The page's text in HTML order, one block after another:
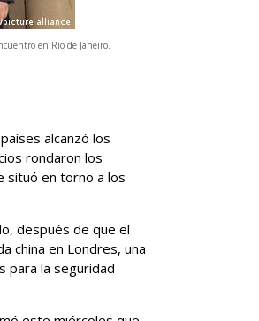
en Río de Janeiro.
alcanzó los
rondaron los
situó en torno a los
después de que el
china en Londres, una
para la seguridad